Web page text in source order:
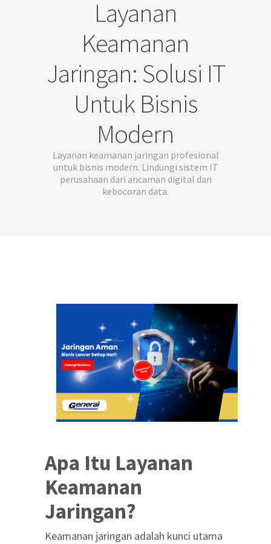
Layanan
Keamanan
Jaringan: Solusi IT
Untuk Bisnis
Modern
Layanan keamanan jaringan profesional
untuk bisnis modern. Lindungi sistem IT
perusahaan dari ancaman digital dan
kebocoran data.
Apa Itu Layanan
Keamanan
Jaringan?
Keamanan jaringan adalah kunci utama